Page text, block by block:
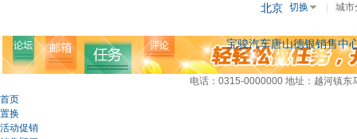
北京 切换 城市
宝骏汽车唐山德银销售中
电话：0315-0000000 地址：越河镇东
首页
置换
活动促销